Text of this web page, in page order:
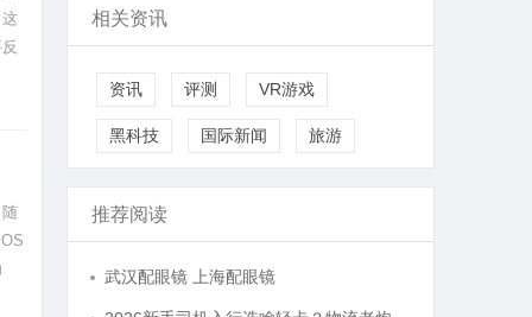
相关资讯
资讯 评测 VR游戏
黑科技 国际新闻 旅游
推荐阅读
武汉配眼镜 上海配眼镜